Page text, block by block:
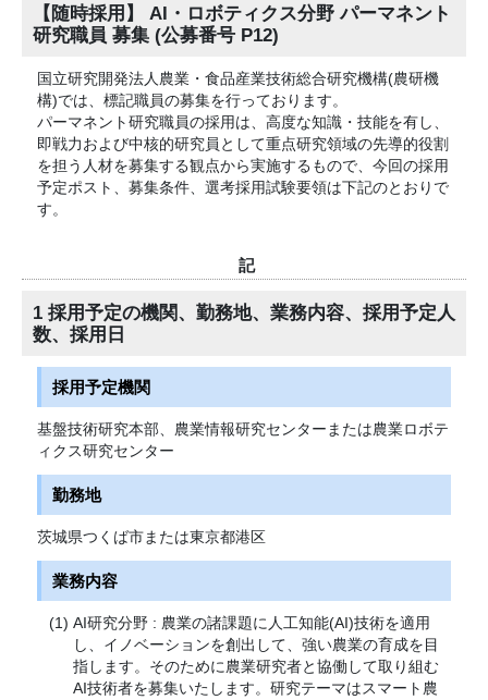
【随時採用】 AI・ロボティクス分野 パーマネント
研究職員 募集 (公募番号 P12)
国立研究開発法人農業・食品産業技術総合研究機構(農研機
構)では、標記職員の募集を行っております。
パーマネント研究職員の採用は、高度な知識・技能を有し、
即戦力および中核的研究員として重点研究領域の先導的役割
を担う人材を募集する観点から実施するもので、今回の採用
予定ポスト、募集条件、選考採用試験要領は下記のとおりで
す。
記
1 採用予定の機関、勤務地、業務内容、採用予定人
数、採用日
採用予定機関
基盤技術研究本部、農業情報研究センターまたは農業ロボテ
ィクス研究センター
勤務地
茨城県つくば市または東京都港区
業務内容
AI研究分野 : 農業の諸課題に人工知能(AI)技術を適用
し、イノベーションを創出して、強い農業の育成を目
指します。そのために農業研究者と協働して取り組む
AI技術者を募集いたします。研究テーマはスマート農